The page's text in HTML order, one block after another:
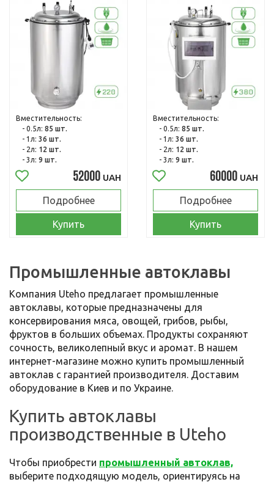
Вместительность:
- 0.5л: 85 шт.
- 1л: 36 шт.
- 2л: 12 шт.
- 3л: 9 шт.
52000 UAH
Подробнее
Купить
Вместительность:
- 0.5л: 85 шт.
- 1л: 36 шт.
- 2л: 12 шт.
- 3л: 9 шт.
60000 UAH
Подробнее
Купить
Промышленные автоклавы
Компания Uteho предлагает промышленные
автоклавы, которые предназначены для
консервирования мяса, овощей, грибов, рыбы,
фруктов в больших объемах. Продукты сохраняют
сочность, великолепный вкус и аромат. В нашем
интернет-магазине можно купить промышленный
автоклав с гарантией производителя. Доставим
оборудование в Киев и по Украине.
Купить автоклавы
производственные в Uteho
Чтобы приобрести промышленный автоклав,
выберите подходящую модель, ориентируясь на